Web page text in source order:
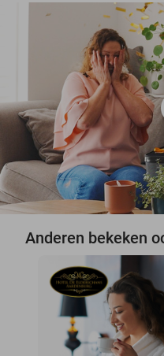
Anderen bekeken